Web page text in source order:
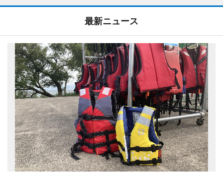
最新ニュース